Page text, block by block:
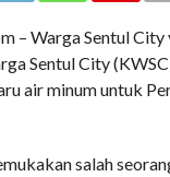
– Warga Sentul
Sentul City
air minum untuk
salah